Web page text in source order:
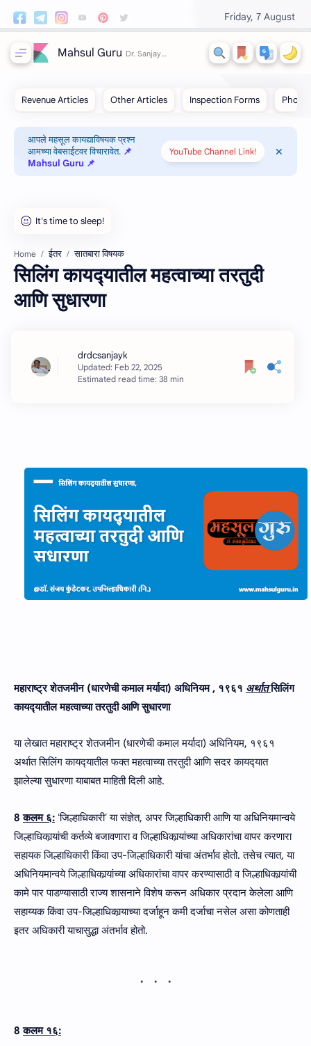
Friday, 7 August
Mahsul Guru
आपले महसूल कायद्याविषयक प्रश्न
आमच्या वेबसाईटवर विचारावेत. 📌
Mahsul Guru 📌
YouTube Channel Link!
Home ईतर सातबारा विषयक
सिलिंग कायद्‍यातील महत्‍वाच्‍या तरतुदी
आणि सुधारणा
Estimated read time: 38 min
महाराष्ट्र शेतजमीन (धारणेची कमाल मर्यादा) अधिनियम , १९६१ अर्थातसिलिंग
कायद्‍यातील महत्‍वाच्‍या तरतुदी आणि सुधारणा
या लेखात महाराष्ट्र शेतजमीन (धारणेची कमाल मर्यादा) अधिनियम, १९६१
अर्थात सिलिंग कायद्‍यातील फक्‍त महत्‍वाच्‍या तरतुदी आणि सदर कायद्‍यात
झालेल्‍या सुधारणा याबाबत माहिती दिली आहे.
8 कलम ६: ʻजिल्हाधिकारीʼ या संज्ञेत, अपर जिल्हाधिकारी आणि या अधिनियमान्वये
जिल्हाधिकार्‍यांची कर्तव्‍ये बजावणारा व जिल्हाधिकार्‍यांच्या अधिकारांचा वापर करणारा
सहायक जिल्हाधिकारी किंवा उप-जिल्हाधिकारी यांचा अंतर्भाव होतो. तसेच त्यात, या
अधिनियमान्वये जिल्हाधिकार्‍यांच्या अधिकारांचा वापर करण्यासाठी व जिल्हाधिकार्‍यांची
कामे पार पाडण्यासाठी राज्य शासनाने विशेष करून अधिकार प्रदान केलेला आणि
सहाय्यक किंवा उप-जिल्हाधिकार्‍याच्या दर्जाहून कमी दर्जाचा नसेल असा कोणताही
इतर अधिकारी याचासुद्धा अंतर्भाव होतो.
8 कलम १६: